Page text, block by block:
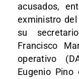
acusados,
exministro
su
Francisco
operativo
Eugenio